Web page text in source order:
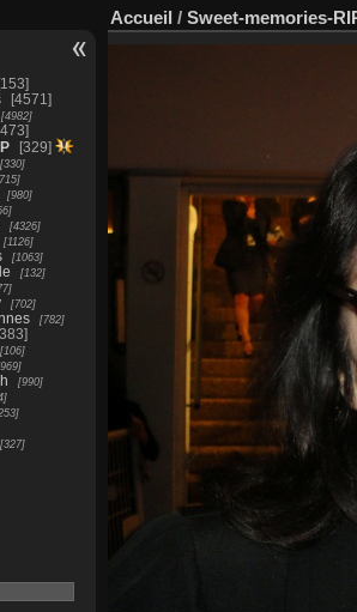
153
4571
4982
329
330
980
4326
1126
1063
132
702
782
106
969
990
327
Accueil / Sweet-memories-